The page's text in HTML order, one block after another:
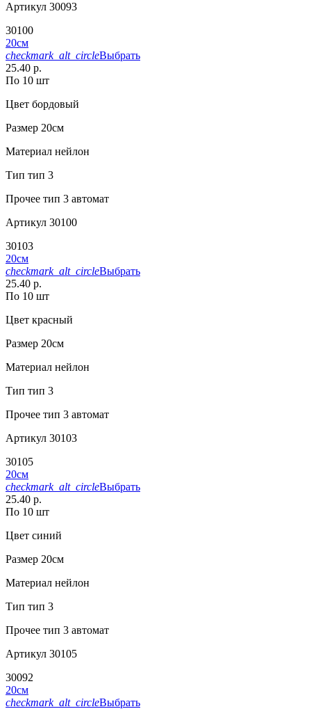
Артикул 30093
30100
20см
checkmark_alt_circleВыбрать
25.40 р.
По 10 шт
Цвет бордовый
Размер 20см
Материал нейлон
Тип тип 3
Прочее тип 3 автомат
Артикул 30100
30103
20см
checkmark_alt_circleВыбрать
25.40 р.
По 10 шт
Цвет красный
Размер 20см
Материал нейлон
Тип тип 3
Прочее тип 3 автомат
Артикул 30103
30105
20см
checkmark_alt_circleВыбрать
25.40 р.
По 10 шт
Цвет синий
Размер 20см
Материал нейлон
Тип тип 3
Прочее тип 3 автомат
Артикул 30105
30092
20см
checkmark_alt_circleВыбрать